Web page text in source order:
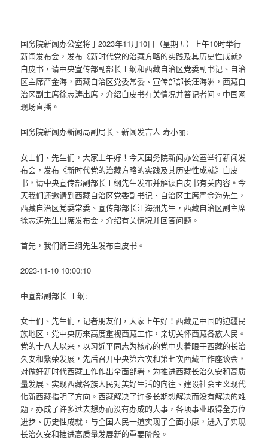
国务院新闻办公室将于2023年11月10日（星期五）上午10时举行
新闻发布会，发布《新时代党的治藏方略的实践及其历史性成就》
白皮书，请中央宣传部副部长王纲和西藏自治区党委副书记、自治
区主席严金海，西藏自治区党委常委、宣传部部长汪海洲，西藏自
治区副主席徐志涛出席，介绍白皮书有关情况并答记者问。中国网
现场直播。
国务院新闻办新闻局副局长、新闻发言人 寿小丽:
女士们、先生们，大家上午好！今天国务院新闻办公室举行新闻发
布会，发布《新时代党的治藏方略的实践及其历史性成就》白皮
书，请中央宣传部副部长王纲先生发布并解读白皮书有关内容。今
天我们还邀请到西藏自治区党委副书记、自治区主席严金海先生，
西藏自治区党委常委、宣传部部长汪海洲先生，西藏自治区副主席
徐志涛先生出席发布会，介绍有关情况并回答问题。
首先，我们请王纲先生发布白皮书。
2023-11-10 10:00:10
中宣部副部长 王纲:
女士们、先生们，记者朋友们，大家上午好！西藏是中国的边疆民
族地区，党中央历来高度重视西藏工作，亲切关怀西藏各族人民。
党的十八大以来，以习近平同志为核心的党中央着眼于西藏的长治
久安和繁荣发展，先后召开中央第六次和第七次西藏工作座谈会，
对做好新时代西藏工作作出全面部署，为推进西藏长治久安和高质
量发展、实现西藏各族人民对美好生活的向往、建设社会主义现代
化新西藏指明了方向。西藏解决了许多长期想解决而没有解决的难
题，办成了许多过去想办而没有办成的大事，各项事业取得全方位
进步、历史性成就，与全国人民一道实现了全面小康，进入了实现
长治久安和推进高质量发展新的重要阶段。